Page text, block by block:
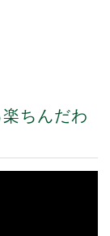
ちんだわ